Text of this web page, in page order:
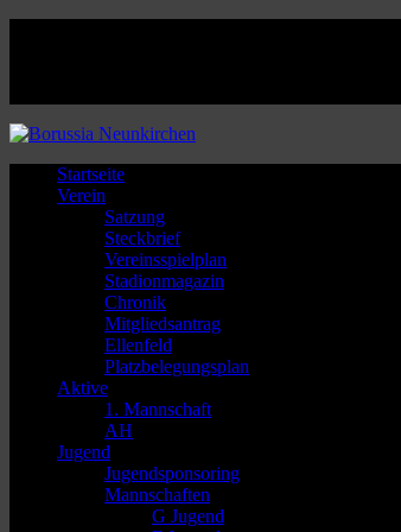
Startseite
Verein
Satzung
Steckbrief
Vereinsspielplan
Stadionmagazin
Chronik
Mitgliedsantrag
Ellenfeld
Platzbelegungsplan
Aktive
1. Mannschaft
AH
Jugend
Jugendsponsoring
Mannschaften
G Jugend